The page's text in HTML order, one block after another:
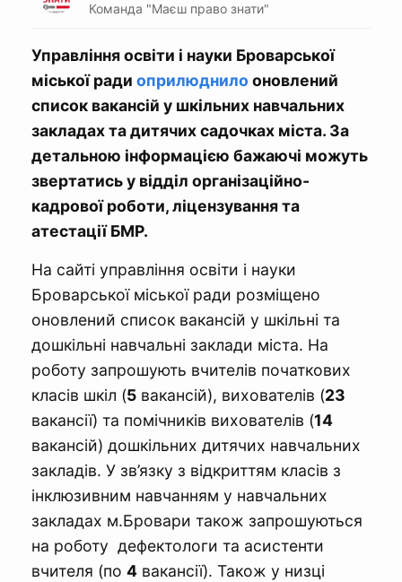
Команда "Маєш право знати"
Управління освіти і науки Броварської
міської ради оприлюднило оновлений
список вакансій у шкільних навчальних
закладах та дитячих садочках міста. За
детальною інформацією бажаючі можуть
звертатись у відділ організаційно-
кадрової роботи, ліцензування та
атестації БМР.
На сайті управління освіти і науки
Броварської міської ради розміщено
оновлений список вакансій у шкільні та
дошкільні навчальні заклади міста. На
роботу запрошують вчителів початкових
класів шкіл (5 вакансій), вихователів (23
вакансії) та помічників вихователів (14
вакансій) дошкільних дитячих навчальних
закладів. У зв’язку з відкриттям класів з
інклюзивним навчанням у навчальних
закладах м.Бровари також запрошуються
на роботу дефектологи та асистенти
вчителя (по 4 вакансії). Також у низці